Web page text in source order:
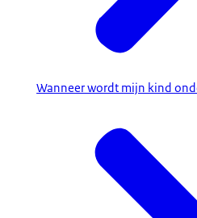
Wanneer wordt mijn kind